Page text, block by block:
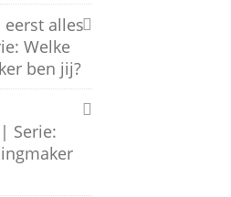
eerst alles
Welke
ben jij?
Serie: